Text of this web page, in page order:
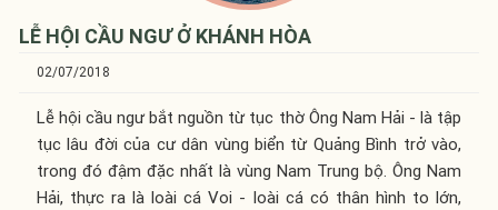
LỄ HỘI CẦU NGƯ Ở KHÁNH HÒA
02/07/2018
Lễ hội cầu ngư bắt nguồn từ tục thờ Ông Nam Hải - là tập
tục lâu đời của cư dân vùng biển từ Quảng Bình trở vào,
trong đó đậm đặc nhất là vùng Nam Trung bộ. Ông Nam
Hải, thực ra là loài cá Voi - loài cá có thân hình to lớn,